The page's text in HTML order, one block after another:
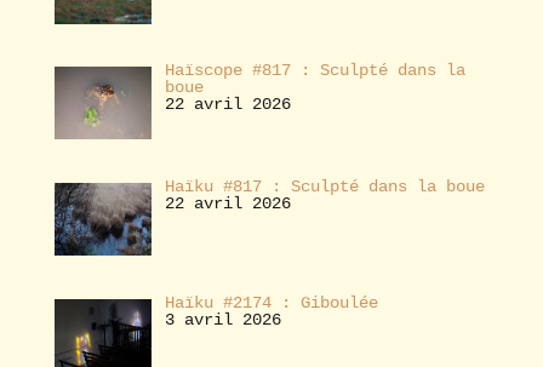
Haïscope #817 : Sculpté dans la
boue
22 avril 2026
Haïku #817 : Sculpté dans la boue
22 avril 2026
Haïku #2174 : Giboulée
3 avril 2026